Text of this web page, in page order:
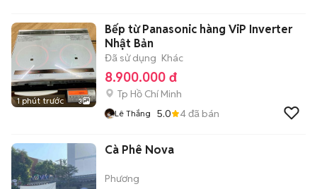
1 phút trước 3
Bếp từ Panasonic hàng ViP Inverter
Nhật Bản
Đã sử dụng Khác
8.900.000 đ
Tp Hồ Chí Minh
Lê Thắng 5.0 4đã bán
Cà Phê Nova
Phương